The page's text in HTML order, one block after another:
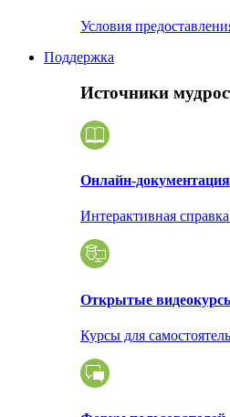
Условия
Поддержка
Источники
Онлайн-документация
Интерактивная
Открытые
Курсы для